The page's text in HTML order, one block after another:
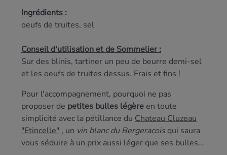
Ingrédients :
oeufs de truites, sel
Conseil d'utilisation et de Sommelier :
Sur des blinis, tartiner un peu de beurre demi-sel
et les oeufs de truites dessus. Frais et fins !
Pour l'accompagnement, pourquoi ne pas
proposer de petites bulles légère en toute
simplicité avec la pétillance du Chateau Cluzeau
"Etincelle" , un vin blanc du Bergeracois qui saura
vous séduire à un prix aussi léger que ses bulles...